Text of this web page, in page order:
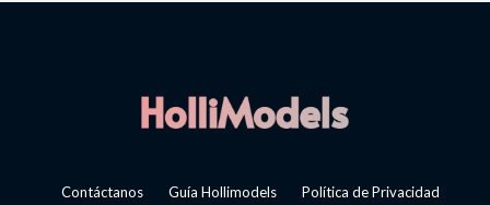
Contáctanos Guía Hollimodels Política de Privacidad